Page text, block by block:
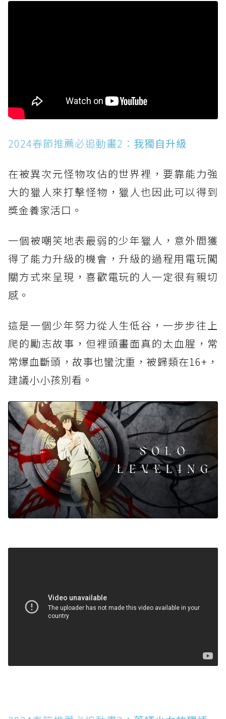
2024春節推薦必追動畫2： 我獨自升級
在被異次元怪物攻佔的世界裡，要靠能力強
大的獵人來打擊怪物，獵人也因此可以得到
獎金養家活口。
一個被嘲笑地表最弱的少年獵人，意外間獲
得了能力升級的機會，升級的過程用電玩闖
關方式來呈現，喜歡電玩的人一定很有親切
感。
這是一個少年努力從人生低谷，一步步往上
爬的勵志故事，但裡頭畫面真的太血腥，常
常爆血斷頭，故事也蠻沈重，被歸類在16+，
建議小小孩別看。